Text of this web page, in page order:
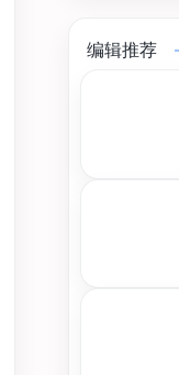
编辑推荐